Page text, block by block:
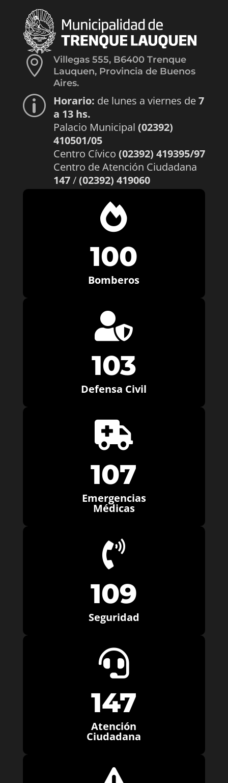

Villegas 555, B6400 Trenque
Lauquen, Provincia de Buenos
Aires.
p Horario: de lunes a viernes de7
a 13 hs.
Palacio Municipal (02392)
410501/05
Centro Cívico (02392) 419395/97
Centro de Atención Ciudadana
147/(02392) 419060

100
Bomberos

103
Defensa Civil

107
Emergencias
Médicas

109
Seguridad

147
Atención
Ciudadana